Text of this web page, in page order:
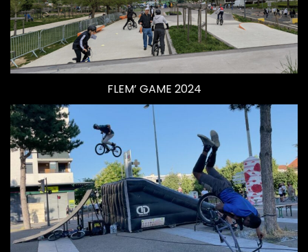
FLEM’ GAME 2024